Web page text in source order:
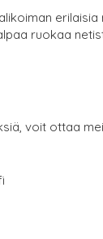
ruokaa
voit ottaa